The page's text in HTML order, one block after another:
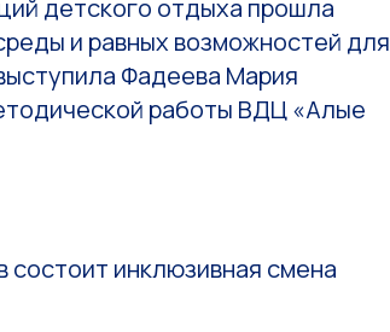
детского отдыха прошла
и равных возможностей для
Фадеева Мария
работы ВДЦ «Алые
состоит инклюзивная смена